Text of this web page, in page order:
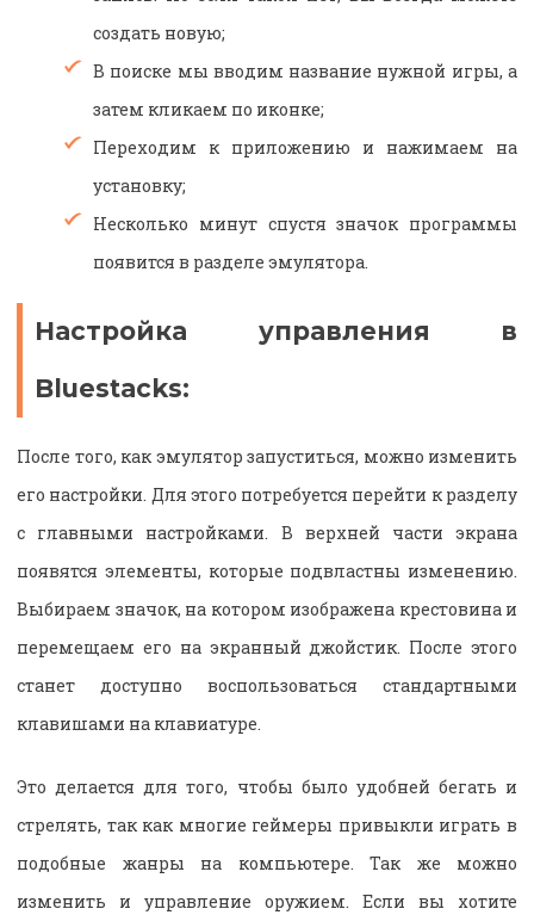
создать новую;
В поиске мы вводим название нужной игры, а
затем кликаем по иконке;
Переходим к приложению и нажимаем на
установку;
Несколько минут спустя значок программы
появится в разделе эмулятора.
Настройка управления в
Bluestacks:
После того, как эмулятор запуститься, можно изменить
его настройки. Для этого потребуется перейти к разделу
с главными настройками. В верхней части экрана
появятся элементы, которые подвластны изменению.
Выбираем значок, на котором изображена крестовина и
перемещаем его на экранный джойстик. После этого
станет доступно воспользоваться стандартными
клавишами на клавиатуре.
Это делается для того, чтобы было удобней бегать и
стрелять, так как многие геймеры привыкли играть в
подобные жанры на компьютере. Так же можно
изменить и управление оружием. Если вы хотите